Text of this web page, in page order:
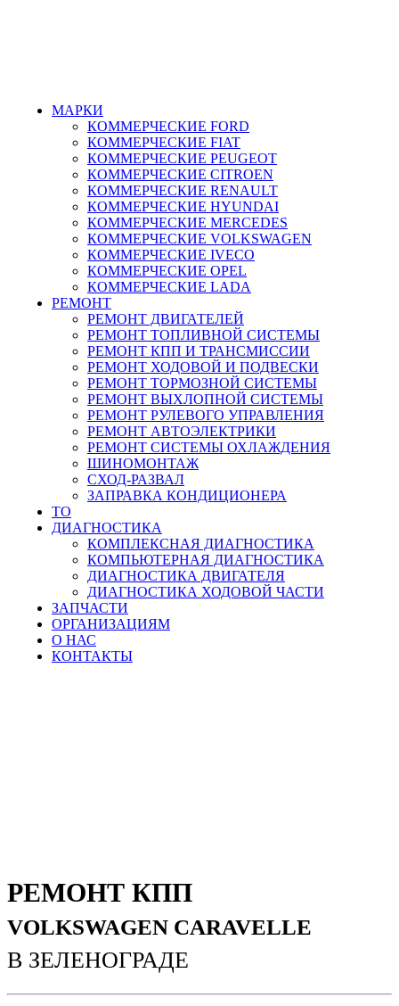
МАРКИ
КОММЕРЧЕСКИЕ FORD
КОММЕРЧЕСКИЕ FIAT
КОММЕРЧЕСКИЕ PEUGEOT
КОММЕРЧЕСКИЕ CITROEN
КОММЕРЧЕСКИЕ RENAULT
КОММЕРЧЕСКИЕ HYUNDAI
КОММЕРЧЕСКИЕ MERCEDES
КОММЕРЧЕСКИЕ VOLKSWAGEN
КОММЕРЧЕСКИЕ IVECO
КОММЕРЧЕСКИЕ OPEL
КОММЕРЧЕСКИЕ LADA
РЕМОНТ
РЕМОНТ ДВИГАТЕЛЕЙ
РЕМОНТ ТОПЛИВНОЙ СИСТЕМЫ
РЕМОНТ КПП И ТРАНСМИССИИ
РЕМОНТ ХОДОВОЙ И ПОДВЕСКИ
РЕМОНТ ТОРМОЗНОЙ СИСТЕМЫ
РЕМОНТ ВЫХЛОПНОЙ СИСТЕМЫ
РЕМОНТ РУЛЕВОГО УПРАВЛЕНИЯ
РЕМОНТ АВТОЭЛЕКТРИКИ
РЕМОНТ СИСТЕМЫ ОХЛАЖДЕНИЯ
ШИНОМОНТАЖ
СХОД-РАЗВАЛ
ЗАПРАВКА КОНДИЦИОНЕРА
ТО
ДИАГНОСТИКА
КОМПЛЕКСНАЯ ДИАГНОСТИКА
КОМПЬЮТЕРНАЯ ДИАГНОСТИКА
ДИАГНОСТИКА ДВИГАТЕЛЯ
ДИАГНОСТИКА ХОДОВОЙ ЧАСТИ
ЗАПЧАСТИ
ОРГАНИЗАЦИЯМ
О НАС
КОНТАКТЫ
РЕМОНТ КПП
VOLKSWAGEN CARAVELLE
В ЗЕЛЕНОГРАДЕ